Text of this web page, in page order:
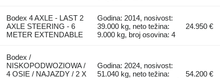
Bodex 4 AXLE - LAST 2
AXLE STEERING - 6
METER EXTENDABLE
Godina: 2014, nosivost:
39.000 kg, neto težina:
9.000 kg, broj osovina: 4
24.950 €
Bodex /
NISKOPODWOZIOWA /
4 OSIE / NAJAZDY / 2 X
Godina: 2024, nosivost:
51.040 kg, neto težina:
54.200 €